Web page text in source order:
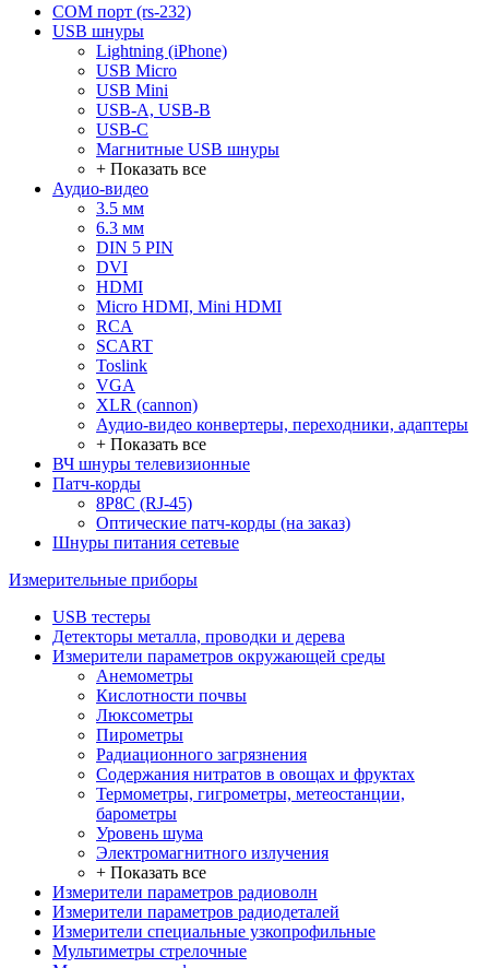
COM порт (rs-232)
USB шнуры
Lightning (iPhone)
USB Micro
USB Mini
USB-A, USB-B
USB-C
Магнитные USB шнуры
+ Показать все
Аудио-видео
3.5 мм
6.3 мм
DIN 5 PIN
DVI
HDMI
Micro HDMI, Mini HDMI
RCA
SCART
Toslink
VGA
XLR (cannon)
Аудио-видео конвертеры, переходники, адаптеры
+ Показать все
ВЧ шнуры телевизионные
Патч-корды
8P8C (RJ-45)
Оптические патч-корды (на заказ)
Шнуры питания сетевые
Измерительные приборы
USB тестеры
Детекторы металла, проводки и дерева
Измерители параметров окружающей среды
Анемометры
Кислотности почвы
Люксометры
Пирометры
Радиационного загрязнения
Содержания нитратов в овощах и фруктах
Термометры, гигрометры, метеостанции,
барометры
Уровень шума
Электромагнитного излучения
+ Показать все
Измерители параметров радиоволн
Измерители параметров радиодеталей
Измерители специальные узкопрофильные
Мультиметры стрелочные